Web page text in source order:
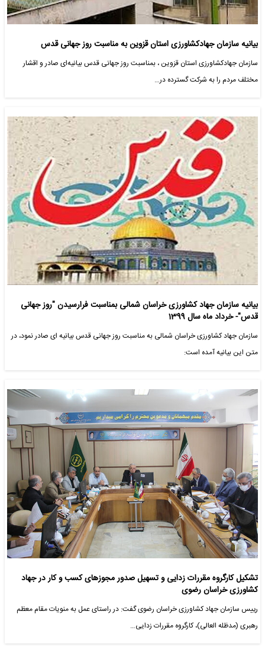
بیانیه سازمان جهادکشاورزی استان قزوین به مناسبت روز جهانی قدس
سازمان جهادکشاورزی استان قزوین ، بمناسبت روز جهانی قدس بیانیه‌ای صادر و اقشار
مختلف مردم را به شرکت گسترده در…
بیانیه سازمان جهاد کشاورزی خراسان شمالی بمناسبت فرارسیدن "روز جهانی
قدس"- خرداد ماه سال 1399
سازمان جهاد کشاورزی خراسان شمالی به مناسبت روز جهانی قدس بیانیه ای صادر نمود، در
متن این بیانیه آمده است:
تشکیل کارگروه مقررات زدایی و تسهیل صدور مجوزهای کسب و کار در جهاد
کشاورزی خراسان رضوی
رییس سازمان جهاد کشاورزی خراسان رضوی گفت: در راستای عمل به منویات مقام معظم
رهبری (مدظله العالی)، کارگروه مقررات زدایی…